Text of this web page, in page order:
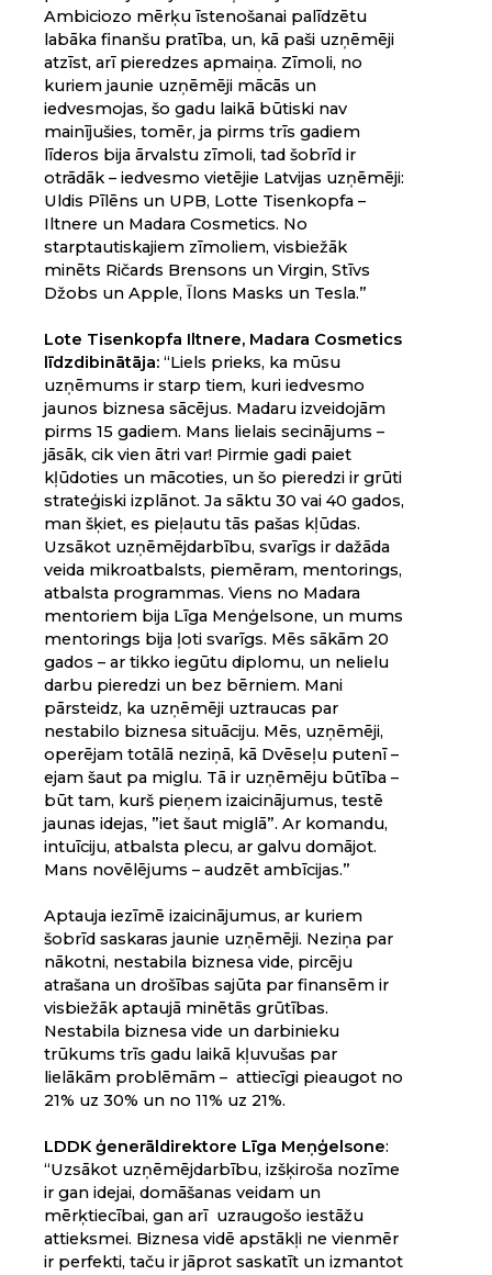
Ambiciozo mērķu īstenošanai palīdzētu
labāka finanšu pratība, un, kā paši uzņēmēji
atzīst, arī pieredzes apmaiņa. Zīmoli, no
kuriem jaunie uzņēmēji mācās un
iedvesmojas, šo gadu laikā būtiski nav
mainījušies, tomēr, ja pirms trīs gadiem
līderos bija ārvalstu zīmoli, tad šobrīd ir
otrādāk – iedvesmo vietējie Latvijas uzņēmēji:
Uldis Pīlēns un UPB, Lotte Tisenkopfa –
Iltnere un Madara Cosmetics. No
starptautiskajiem zīmoliem, visbiežāk
minēts Ričards Brensons un Virgin, Stīvs
Džobs un Apple, Īlons Masks un Tesla.”
Lote Tisenkopfa Iltnere, Madara Cosmetics
līdzdibinātāja: “Liels prieks, ka mūsu
uzņēmums ir starp tiem, kuri iedvesmo
jaunos biznesa sācējus. Madaru izveidojām
pirms 15 gadiem. Mans lielais secinājums –
jāsāk, cik vien ātri var! Pirmie gadi paiet
kļūdoties un mācoties, un šo pieredzi ir grūti
strateģiski izplānot. Ja sāktu 30 vai 40 gados,
man šķiet, es pieļautu tās pašas kļūdas.
Uzsākot uzņēmējdarbību, svarīgs ir dažāda
veida mikroatbalsts, piemēram, mentorings,
atbalsta programmas. Viens no Madara
mentoriem bija Līga Menģelsone, un mums
mentorings bija ļoti svarīgs. Mēs sākām 20
gados – ar tikko iegūtu diplomu, un nelielu
darbu pieredzi un bez bērniem. Mani
pārsteidz, ka uzņēmēji uztraucas par
nestabilo biznesa situāciju. Mēs, uzņēmēji,
operējam totālā neziņā, kā Dvēseļu putenī –
ejam šaut pa miglu. Tā ir uzņēmēju būtība –
būt tam, kurš pieņem izaicinājumus, testē
jaunas idejas, ”iet šaut miglā”. Ar komandu,
intuīciju, atbalsta plecu, ar galvu domājot.
Mans novēlējums – audzēt ambīcijas.”
Aptauja iezīmē izaicinājumus, ar kuriem
šobrīd saskaras jaunie uzņēmēji. Neziņa par
nākotni, nestabila biznesa vide, pircēju
atrašana un drošības sajūta par finansēm ir
visbiežāk aptaujā minētās grūtības.
Nestabila biznesa vide un darbinieku
trūkums trīs gadu laikā kļuvušas par
lielākām problēmām – attiecīgi pieaugot no
21% uz 30% un no 11% uz 21%.
LDDK ģenerāldirektore Līga Meņģelsone:
“Uzsākot uzņēmējdarbību, izšķiroša nozīme
ir gan idejai, domāšanas veidam un
mērķtiecībai, gan arī uzraugošo iestāžu
attieksmei. Biznesa vidē apstākļi ne vienmēr
ir perfekti, taču ir jāprot saskatīt un izmantot